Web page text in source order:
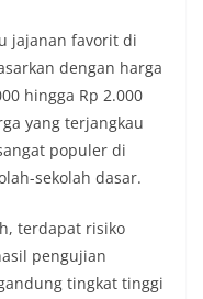
jajanan favorit di
dengan harga
hingga Rp 2.000
yang terjangkau
populer di
sekolah dasar.
terdapat risiko
pengujian
tingkat tinggi